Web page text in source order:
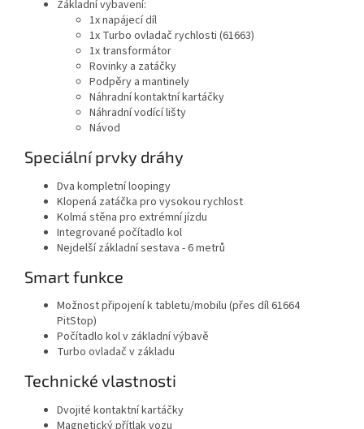
Základní vybavení:
1x napájecí díl
1x Turbo ovladač rychlosti (61663)
1x transformátor
Rovinky a zatáčky
Podpěry a mantinely
Náhradní kontaktní kartáčky
Náhradní vodící lišty
Návod
Speciální prvky dráhy
Dva kompletní loopingy
Klopená zatáčka pro vysokou rychlost
Kolmá stěna pro extrémní jízdu
Integrované počítadlo kol
Nejdelší základní sestava - 6 metrů
Smart funkce
Možnost připojení k tabletu/mobilu (přes díl 61664
PitStop)
Počítadlo kol v základní výbavě
Turbo ovladač v základu
Technické vlastnosti
Dvojité kontaktní kartáčky
Magnetický přítlak vozu